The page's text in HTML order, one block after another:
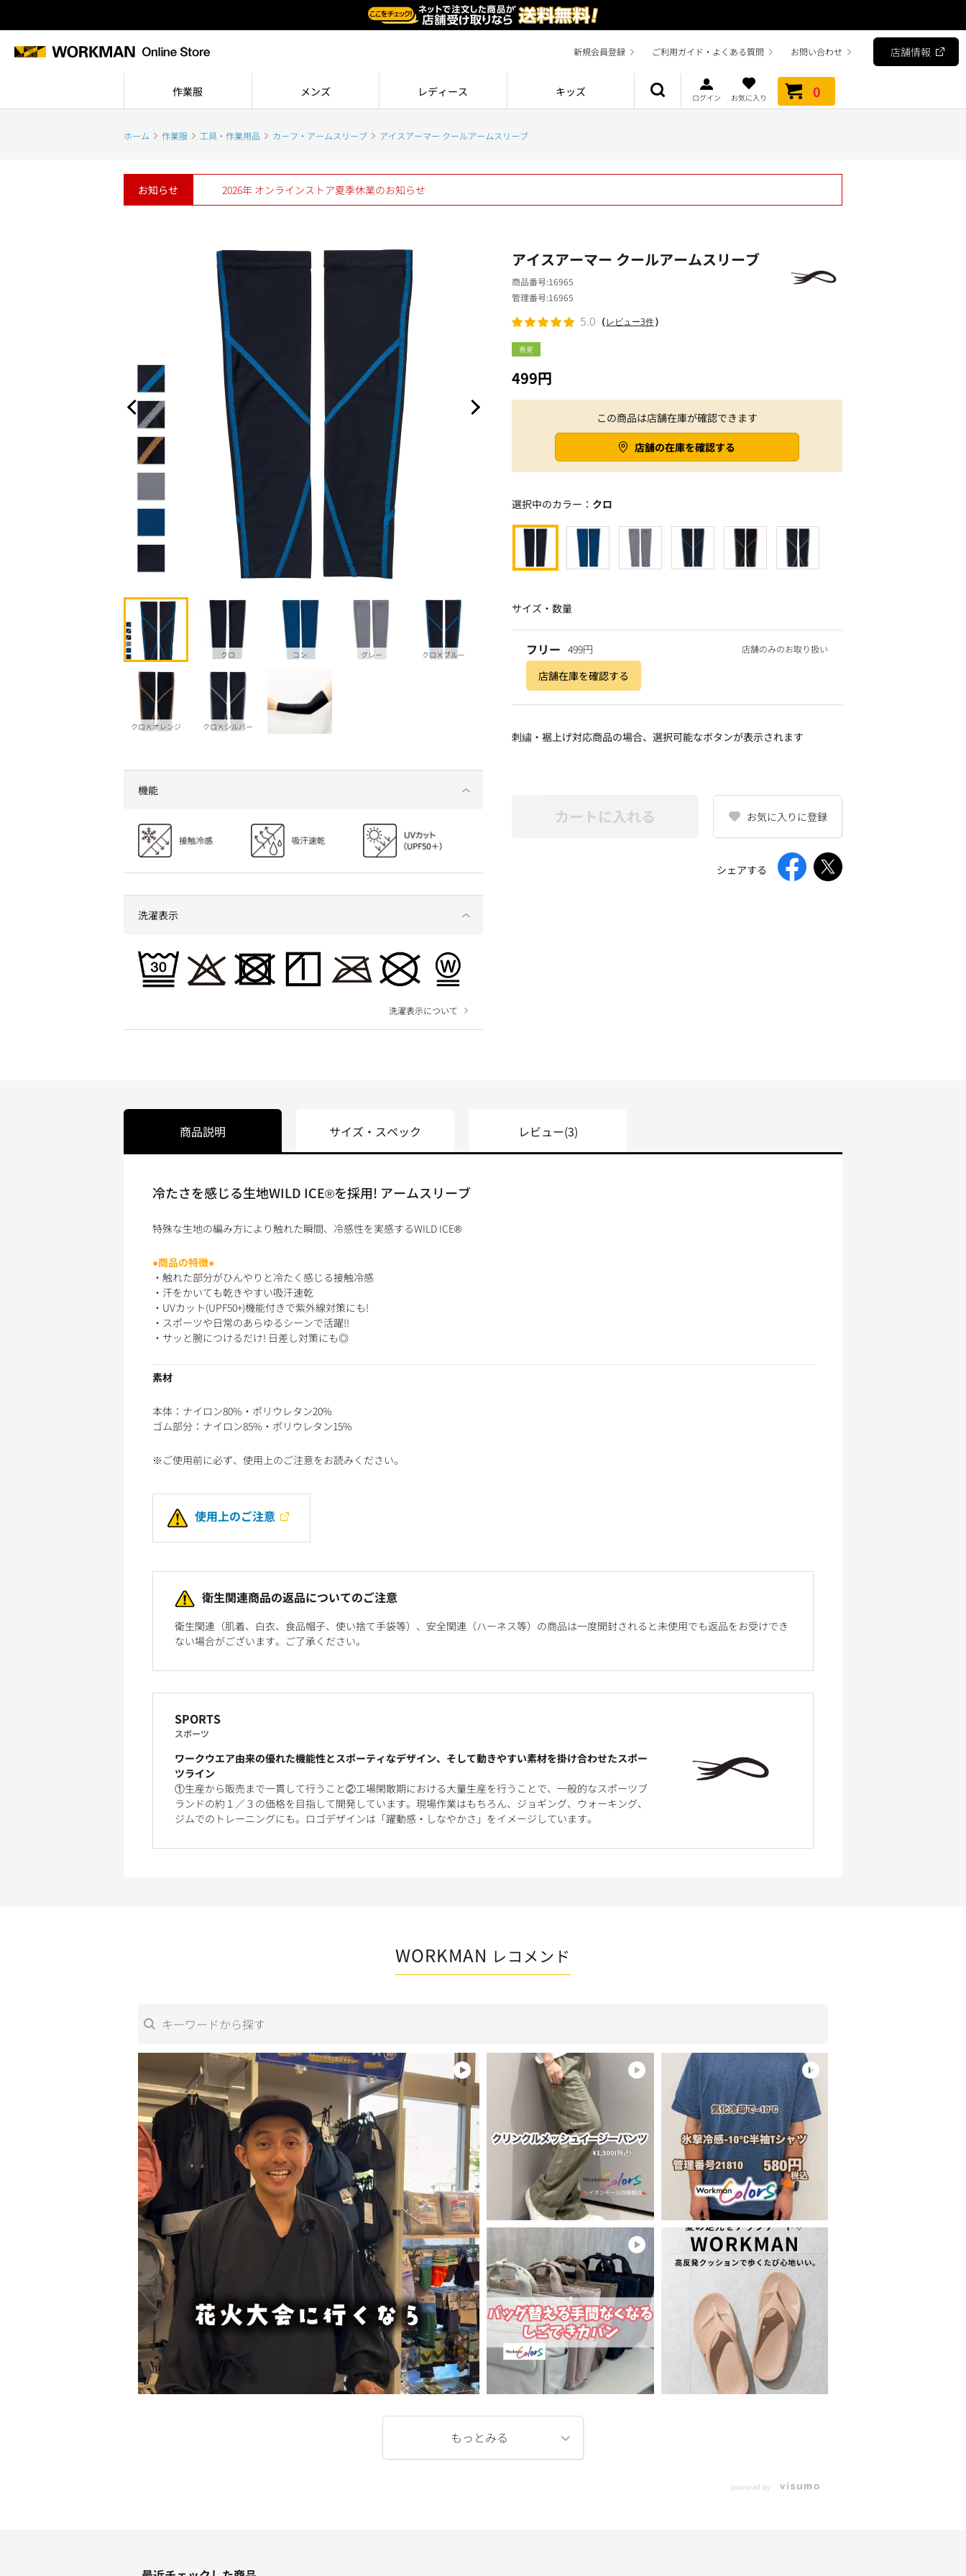
新規会員登録 ご利用ガイド・よくある質問 お問い合わせ 店舗情報
作業服 メンズ レディース キッズ ログイン お気に入り 0
ホーム 作業服 工具・作業用品 カーフ・アームスリーブ アイスアーマー クールアームスリーブ
お知らせ 2026年 オンラインストア夏季休業のお知らせ
クロ コン グレー クロ×ブルー
クロ×オレンジ クロ×シルバー
機能
洗濯表示
洗濯表示について
春夏
この商品は店舗在庫が確認できます
店舗の在庫を確認する
アイスアーマー クールアームスリーブ
499円
商品番号 16965
管理番号 16965
5.0 （レビュー3件）
選択中のカラー： クロ
サイズ・数量
フリー 499円 店舗のみのお取り扱い
店舗在庫を確認する
刺繍・裾上げ対応商品の場合、選択可能なボタンが表示されます
カートに入れる お気に入りに登録
シェアする
商品説明
冷たさを感じる生地WILD ICE®を採用! アームスリーブ
特殊な生地の編み方により触れた瞬間、冷感性を実感するWILD ICE®
●商品の特徴●
・触れた部分がひんやりと冷たく感じる接触冷感
・汗をかいても乾きやすい吸汗速乾
・UVカット(UPF50+)機能付きで紫外線対策にも!
・スポーツや日常のあらゆるシーンで活躍!!
・サッと腕につけるだけ! 日差し対策にも◎
素材
本体：ナイロン80%・ポリウレタン20%
ゴム部分：ナイロン85%・ポリウレタン15%
※ご使用前に必ず、使用上のご注意をお読みください。
使用上のご注意
衛生関連商品の返品についてのご注意
衛生関連（肌着、白衣、食品帽子、使い捨て手袋等）、安全関連（ハーネス等）の商品は一度開封されると未使用でも返品をお受けでき
ない場合がございます。ご了承ください。
SPORTS
スポーツ
ワークウエア由来の優れた機能性とスポーティなデザイン、そして動きやすい素材を掛け合わせたスポー
ツライン
①生産から販売まで一貫して行うこと②工場閑散期における大量生産を行うことで、一般的なスポーツブ
ランドの約１／３の価格を目指して開発しています。現場作業はもちろん、ジョギング、ウォーキング、
ジムでのトレーニングにも。ロゴデザインは「躍動感・しなやかさ」をイメージしています。
サイズ・スペック レビュー(3)
WORKMAN レコメンド
powered by